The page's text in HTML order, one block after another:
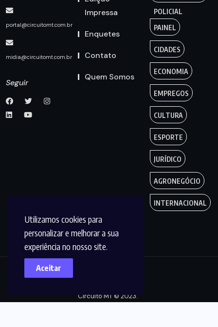
Utilizamos cookies para
personalizar e melhorar a sua
experiência no nosso site.
Aceitar
portal@circuitomt.com.br
midia@circuitomt.com.br
Seguir
Impressa
Enquetes
Contato
Quem Somos
POLICIAL
PAINEL
CIDADES
ECONOMIA
EMPREGOS
CULTURA
ESPORTE
JURÍDICO
AGRONEGÓCIO
INTERNACIONAL
Circuito MT © 2023.